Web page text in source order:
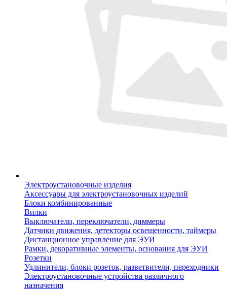
Электроустановочные изделия
Аксессуары для электроустановочных изделий
Блоки комбинированные
Вилки
Выключатели, переключатели, диммеры
Датчики движения, детекторы освещенности, таймеры
Дистанционное управление для ЭУИ
Рамки, декоративные элементы, основания для ЭУИ
Розетки
Удлинители, блоки розеток, разветвители, переходники
Электроустановочные устройства различного
назначения